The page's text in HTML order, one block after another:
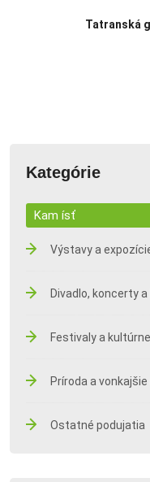
Tatranská
Kategórie
Kam ísť
Výstavy a
Divadlo, koncerty a
Festivaly a
Príroda a
Ostatné podujatia